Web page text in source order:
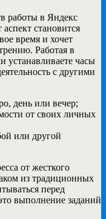
работы в Яндекс
становится
время и хочет
Работая в
устанавливаете часы
с другими
день или вечер;
от своих личных
или другой
от жесткого
из традиционных
перед
выполнение заданий